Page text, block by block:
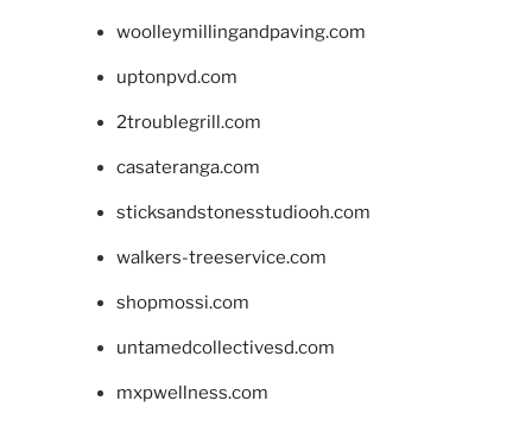
woolleymillingandpaving.com
uptonpvd.com
2troublegrill.com
casateranga.com
sticksandstonesstudiooh.com
walkers-treeservice.com
shopmossi.com
untamedcollectivesd.com
mxpwellness.com